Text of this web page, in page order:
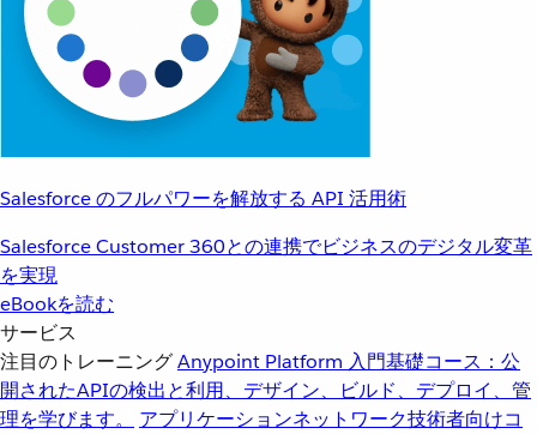
Salesforce のフルパワーを解放する API 活用術
Salesforce Customer 360との連携でビジネスのデジタル変革
を実現
eBookを読む
サービス
注目のトレーニングAnypoint Platform 入門基礎コース：公
開されたAPIの検出と利用、デザイン、ビルド、デプロイ、管
理を学びます。
アプリケーションネットワーク技術者向けコ